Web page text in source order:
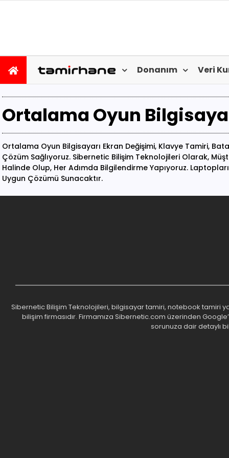
Donanım Veri
Ortalama Oyun
Ortalama Oyun Bilgisayarı Ekran Değişimi, Klavye Tamiri,
Çözüm Sağlıyoruz. Sibernetic Bilişim Teknolojileri Olarak,
Halinde Olup, Her Adımda Bilgilendirme Yapıyoruz.
Uygun Çözümü Sunacaktır.
Sibernetic Bilişim Teknolojileri, bilgisayar tamiri, notebook tamiri
bilişim firmasıdır. Firmamıza Sibernetic.com üzerinden
sorunuza dair detaylı